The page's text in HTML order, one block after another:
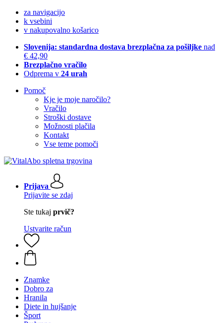
za navigacijo
k vsebini
v nakupovalno košarico
Slovenija: standardna dostava brezplačna za pošiljke nad
€ 42,90
Brezplačno vračilo
Odprema v 24 urah
Pomoč
Kje je moje naročilo?
Vračilo
Stroški dostave
Možnosti plačila
Kontakt
Vse teme pomoči
Prijava
Prijavite se zdaj
Ste tukaj prvič?
Ustvarite račun
Znamke
Dobro za
Hranila
Diete in hujšanje
Šport